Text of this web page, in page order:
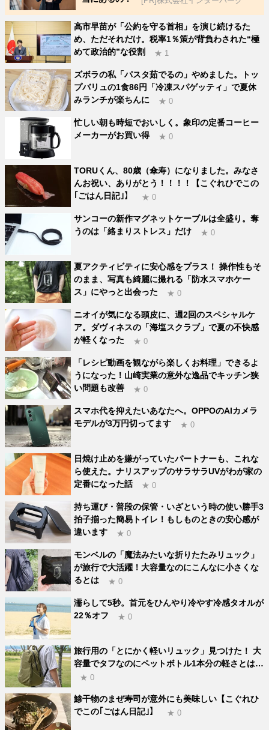
高市早苗が「公約を守る首相」を演じ続けるた
め、ただそれだけ。税率1％策が背負わされた“極
めて政治的”な役割
★ 1
ズボラの私「パスタ茹でるの」やめました。トッ
プバリュの1食86円「冷凍スパゲッティ」で夏休
みランチが楽ちんに
★ 0
忙しい朝も時短でおいしく。象印の定番コーヒー
メーカーがお買い得
★ 0
TORUくん、80歳（傘寿）になりました。みなさ
んお祝い、ありがとう！！！！【こぐれひでこの
｢ごはん日記｣】
★ 0
サンコーの新作マグネットケーブルは全盛り。奪
うのは「絡まりストレス」だけ
★ 0
夏アクティビティに安心感をプラス！ 操作性もそ
のまま、写真も綺麗に撮れる「防水スマホケー
ス」にやっと出会った
★ 0
ニオイが気になる頭皮に、週2回のスペシャルケ
ア。ダヴィネスの「海塩スクラブ」で夏の不快感
が軽くなった
★ 0
「レシピ動画を観ながら楽しくお料理」できるよ
うになった！山崎実業の意外な逸品でキッチン狭
い問題も改善
★ 0
スマホ代を抑えたいあなたへ。OPPOのAIカメラ
モデルが3万円切ってます
★ 0
日焼け止めを嫌がっていたパートナーも、これな
ら使えた。ナリスアップのサラサラUVがわが家の
定番になった話
★ 0
持ち運び・普段の保管・いざという時の使い勝手3
拍子揃った簡易トイレ！もしものときの安心感が
違います
★ 0
モンベルの「魔法みたいな折りたたみリュック」
が旅行で大活躍！大容量なのにこんなに小さくな
るとは
★ 0
濡らして5秒。首元をひんやり冷やす冷感タオルが
22％オフ
★ 0
旅行用の「とにかく軽いリュック」見つけた！ 大
容量でタフなのにペットボトル1本分の軽さとは…
★ 0
鯵干物のまぜ寿司が意外にも美味しい【こぐれひ
でこの｢ごはん日記｣】
★ 0